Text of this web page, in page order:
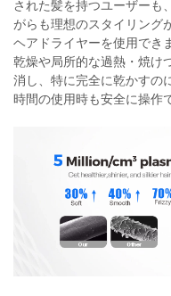
された髪を持つユーザーも
がらも理想のスタイリング
ヘアドライヤーを使用でき
乾燥や局所的な過熱・焼け
消し、特に完全に乾かすの
時間の使用時も安全に操作